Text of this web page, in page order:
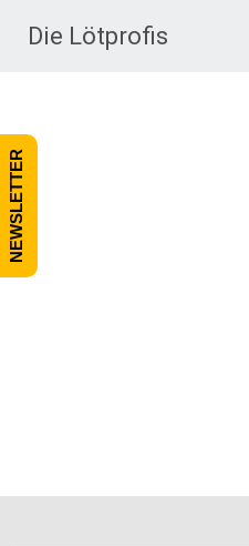
Die Lötprofis
NEWSLETTER